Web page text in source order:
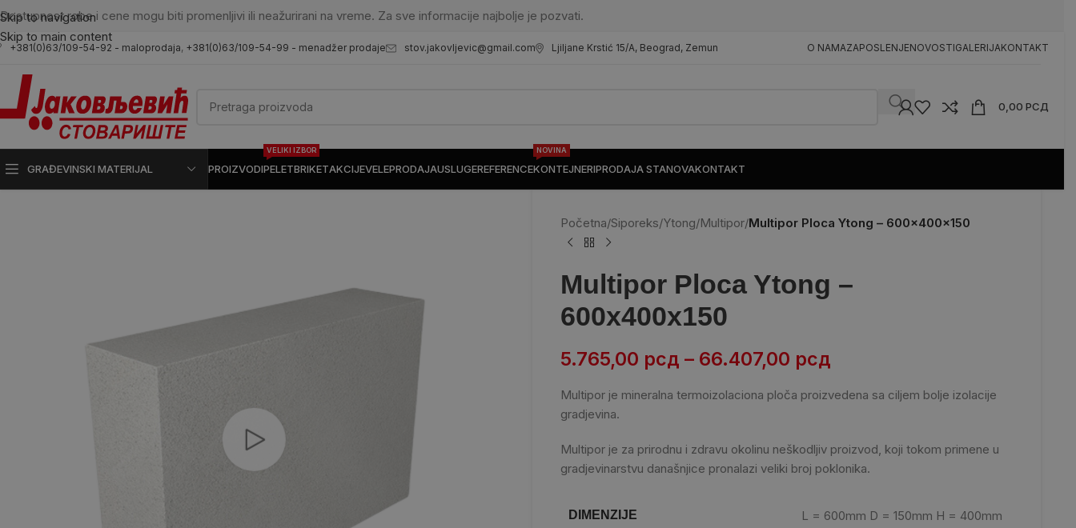
Skip to navigation
Skip to main content
Dostupnost robe i cene mogu biti promenljivi ili neažurirani na vreme. Za sve informacije najbolje je pozvati.
+381(0)63/109-54-92 - maloprodaja, +381(0)63/109-54-99 - menadžer prodaje stov.jakovljevic@gmail.com Ljiljane Krstić 15/A, Beograd, Zemun O NAMAZAPOSLENJENOVOSTIGALERIJAKONTAKT
0,00 РСД
GRAĐEVINSKI MATERIJAL PROIZVODIPELET
VELIKI IZBOR
BRIKETAKCIJEVELEPRODAJAUSLUGEREFERENCEKONTEJNERI
NOVINA
PRODAJA STANOVAKONTAKT
Početna/Siporeks/Ytong/Multipor/Multipor Ploca Ytong – 600x400x150
Multipor Ploca Ytong –
600x400x150
5.765,00 рсд – 66.407,00 рсд
Multipor je mineralna termoizolaciona ploča proizvedena sa ciljem bolje izolacije
gradjevina.
Multipor je za prirodnu i zdravu okolinu neškodljiv proizvod, koji tokom primene u
gradjevinarstvu današnjice pronalazi veliki broj poklonika.
DIMENZIJE L = 600mm D = 150mm H = 400mm